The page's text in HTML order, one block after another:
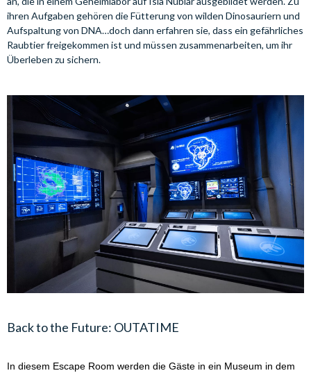
ihren Aufgaben gehören die Fütterung von wilden Dinosauriern und
Aufspaltung von DNA…doch dann erfahren sie, dass ein gefährliches
Raubtier freigekommen ist und müssen zusammenarbeiten, um ihr
Überleben zu sichern.
Back to the Future: OUTATIME
In diesem Escape Room werden die Gäste in ein Museum in dem